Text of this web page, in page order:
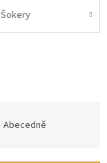
Šokery
Abecedně